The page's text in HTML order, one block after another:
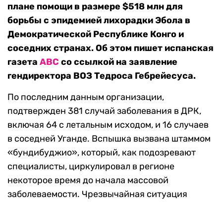
плане помощи в размере $518 млн для
борьбы с эпидемией лихорадки Эбола в
Демократической Республике Конго и
соседних странах. Об этом пишет испанская
газета ABC со ссылкой на заявление
гендиректора ВОЗ Тедроса Гебрейесуса.
По последним данным организации,
подтвержден 381 случай заболевания в ДРК,
включая 64 с летальным исходом, и 16 случаев
в соседней Уганде. Вспышка вызвана штаммом
«бундибуджио», который, как подозревают
специалисты, циркулировал в регионе
некоторое время до начала массовой
заболеваемости. Чрезвычайная ситуация